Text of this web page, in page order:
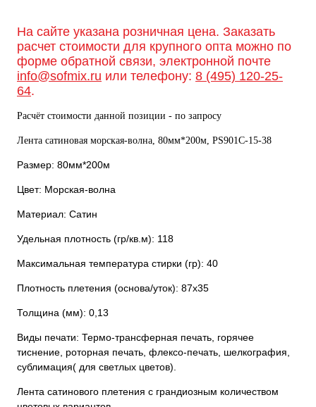
На сайте указана розничная цена. Заказать
расчет стоимости для крупного опта можно по
форме обратной связи, электронной почте
info@sofmix.ru или телефону: 8 (495) 120-25-
64.
Расчёт стоимости данной позиции - по запросу
Лента сатиновая морская-волна, 80мм*200м, PS901С-15-38
Размер: 80мм*200м
Цвет: Морская-волна
Материал: Сатин
Удельная плотность (гр/кв.м): 118
Максимальная температура стирки (гр): 40
Плотность плетения (основа/уток): 87х35
Толщина (мм): 0,13
Виды печати: Термо-трансферная печать, горячее
тиснение, роторная печать, флексо-печать, шелкография,
сублимация( для светлых цветов).
Лента сатинового плетения с грандиозным количеством